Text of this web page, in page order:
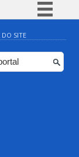
BR
SITE